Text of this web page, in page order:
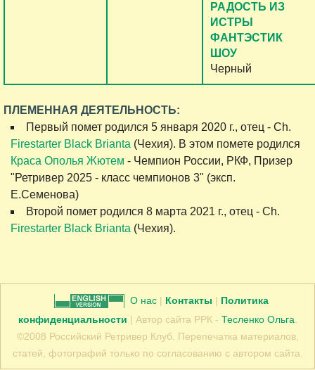
РАДОСТЬ ИЗ
ИСТРЫ
ФАНТЭСТИК
ШОУ
Черный
ПЛЕМЕННАЯ ДЕЯТЕЛЬНОСТЬ:
Первый помет родился 5 января 2020 г., отец - Сh.
Firestarter Black Brianta (Чехия). В этом помете родился
Краса Ополья Жютем - Чемпион России, РКФ, Призер
"Ретривер 2025 - класс чемпионов 3" (эксп.
Е.Семенова)
Второй помет родился 8 марта 2021 г., отец - Сh.
Firestarter Black Brianta (Чехия).
О нас | Контакты | Политика
конфиденциальности | Автор сайта РРК - Тесленко Ольга.
©2008 Российский Ретривер Клуб. Перепечатка материалов,
статей, фотографий только по согласованию с автором сайта.